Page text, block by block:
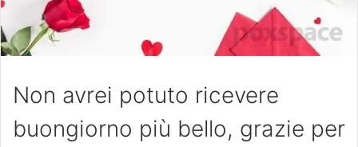
Non avrei potuto ricevere
buongiorno più bello, grazie per